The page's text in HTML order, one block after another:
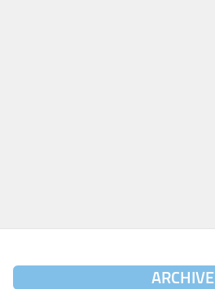
ARCHIVE